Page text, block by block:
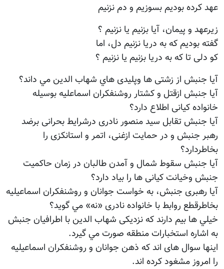
عهد کرده بوديم بسوزيم و دم نزنيم
زیرعهد و پيمان، آیا بزنيم یا نزنيم ؟
گفته بوديم که به دریا نزنيم دل، اما
کو دلی تا که به دریا بزنيم یا نزنيم ؟
آيا جنبش از زشتی ها وپليدی هاي شهاب الدين مي داند؟
آيا جنبش ازقتل و کشتار روشنفکران اسماعليه بوسيله
خانواده کيانی اطلاع دارد؟
آيا جنبش تقابل سيد منصور نادری درشرايط بحرانی برضد
رهبر جنبش و در حمايت ازغنی، اتمر و استانکزی را
بخاطردارد؟
آيا جنبش سقوط شمال و آمدن طالبان در زمان حاکميت
جنبش وخيانت کيانی ها را بياد دارد؟
آيا رهبری جنبش، به خواست جوانان و روشنفکران اسماعيليه
بخاطرقطع روابط با خانواده نادری «نه» مي گويد؟
خيلي ها بيم دارند که نزديکی شهاب الدين با اطرافيان جنبش
به اشاره استخبارات منطقه صورت مي گيرد.
اينها سوال های اند که ذهن جوانان و روشنفکران اسماعيليه
را امروز مشغود کرده اند.